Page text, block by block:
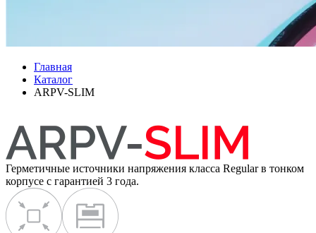
Главная
Каталог
ARPV-SLIM
Герметичные источники напряжения класса Regular в тонком
корпусе с гарантией 3 года.